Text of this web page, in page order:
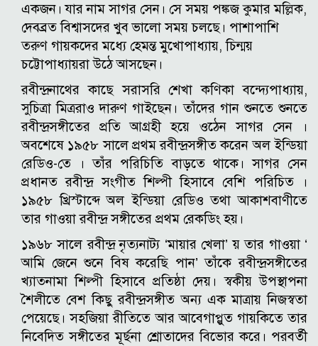
একজন। যার নাম সাগর সেন। সে সময় পঙ্কজ কুমার মল্লিক,
দেবব্রত বিশ্বাসদের খুব ভালো সময় চলছে। পাশাপাশি
তরুণ গায়কদের মধ্যে হেমন্ত মুখোপাধ্যায়, চিন্ময়
চট্টোপাধ্যায়রা উঠে আসছেন।
রবীন্দ্রনাথের কাছে সরাসরি শেখা কণিকা বন্দ্যেপাধ্যায়,
সুচিত্রা মিত্ররাও দারুণ গাইছেন। তাঁদের গান শুনতে শুনতে
রবীন্দ্রসঙ্গীতের প্রতি আগ্রহী হয়ে ওঠেন সাগর সেন ।
অবশেষে ১৯৫৮ সালে প্রথম রবীন্দ্রসঙ্গীত করেন অল ইন্ডিয়া
রেডিও-তে । তাঁর পরিচিতি বাড়তে থাকে। সাগর সেন
প্রধানত রবীন্দ্র সংগীত শিল্পী হিসাবে বেশি পরিচিত ।
১৯৫৮ খ্রিস্টাব্দে অল ইন্ডিয়া রেডিও তথা আকাশবাণীতে
তার গাওয়া রবীন্দ্র সঙ্গীতের প্রথম রেকডিং হয়।
১৯৬৮ সালে রবীন্দ্র নৃত্যনাট্য ‘মায়ার খেলা’ য় তার গাওয়া ‘
আমি জেনে শুনে বিষ করেছি পান’ তাঁকে রবীন্দ্রসঙ্গীতের
খ্যাতনামা শিল্পী হিসাবে প্রতিষ্ঠা দেয়। স্বকীয় উপস্থাপনা
শৈলীতে বেশ কিছু রবীন্দ্রসঙ্গীত অন্য এক মাত্রায় নিজস্বতা
পেয়েছে। সহজিয়া রীতিতে আর আবেগাপ্লুত গায়কিতে তার
নিবেদিত সঙ্গীতের মূর্ছনা শ্রোতাদের বিভোর করে। পরবর্তী